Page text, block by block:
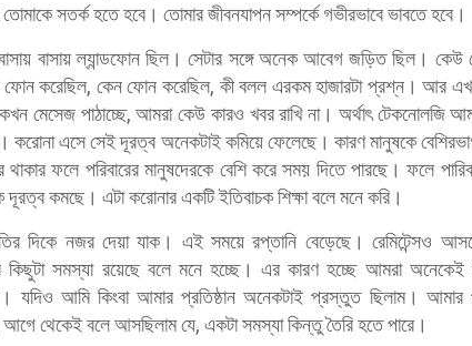
তোমাকে সতর্ক হতে হবে। তোমার জীবনযাপন সম্পর্কে গভীরভাবে ভাবতে হবে।
বাসায় ল্যান্ডফোন ছিল। সেটার সঙ্গে অনেক আবেগ জড়িত ছিল।
ফোন করেছিল, কেন ফোন করেছিল, কী বলল এরকম হাজারটা প্রশ্ন। আর
মেসেজ পাঠাচ্ছে, আমরা কেউ কারও খবর রাখি না। অর্থাৎ টেকনোলজি
করোনা এসে সেই দূরত্ব অনেকটাই কমিয়ে ফেলেছে। কারণ মানুষকে
ফলে পরিবারের মানুষদেরকে বেশি করে সময় দিতে পারছে। ফলে
কমছে। এটা করোনার একটি ইতিবাচক শিক্ষা বলে মনে করি।
দিকে নজর দেয়া যাক। এই সময়ে রপ্তানি বেড়েছে। রেমিটেন্সও
কিছুটা সমস্যা রয়েছে বলে মনে হচ্ছে। এর কারণ হচ্ছে আমরা
যদিও আমি কিংবা আমার প্রতিষ্ঠান অনেকটাই প্রস্তুত ছিলাম। আমার
আগে থেকেই বলে আসছিলাম যে, একটা সমস্যা কিন্তু তৈরি হতে পারে।